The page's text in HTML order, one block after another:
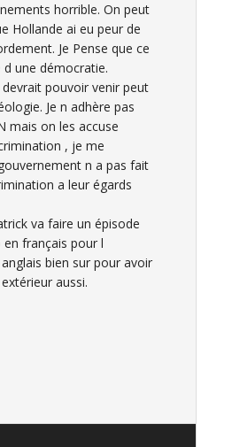
horrible. On peut
Hollande ai eu peur de
Je Pense que ce
une démocratie.
pouvoir venir peut
Je n adhère pas
mais on les accuse
, je me
n a pas fait
a leur égards
va faire un épisode
en français pour l
bien sur pour avoir
aussi.